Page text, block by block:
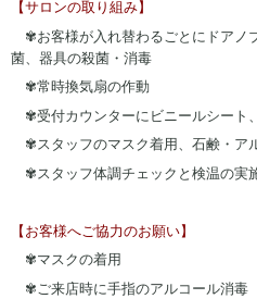
【サロンの取り組み】
✾お客様が入れ替わるごとにドアノ
菌、器具の殺菌・消毒
✾常時換気扇の作動
✾受付カウンターにビニールシート
✾スタッフのマスク着用、石鹸・ア
✾スタッフ体調チェックと検温の実
【お客様へご協力のお願い】
✾マスクの着用
✾ご来店時に手指のアルコール消毒